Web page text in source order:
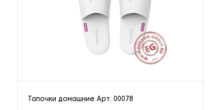
Тапочки домашние Арт. 00078